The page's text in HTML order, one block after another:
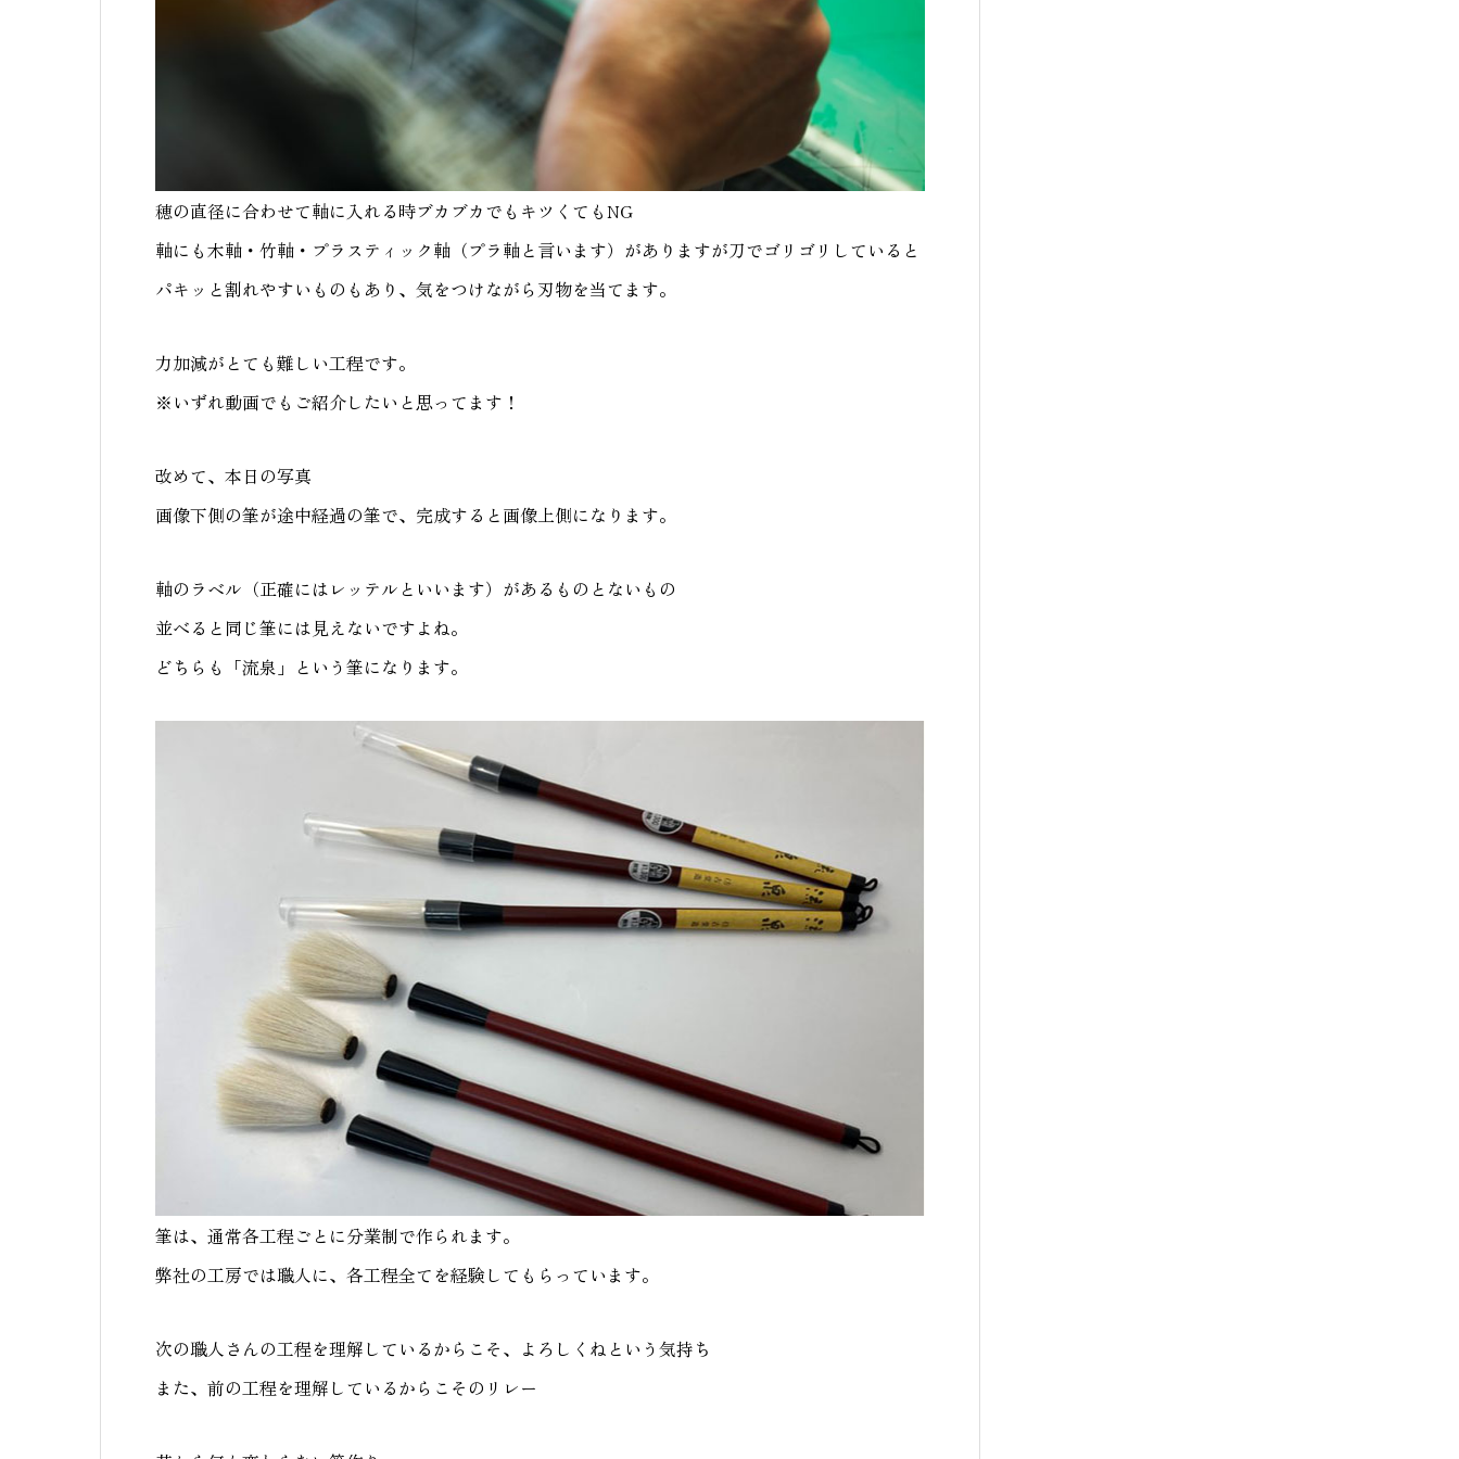
穂の直径に合わせて軸に入れる時ブカブカでもキツくてもNG
軸にも木軸・竹軸・プラスティック軸（プラ軸と言います）がありますが刀でゴリゴリしていると
パキッと割れやすいものもあり、気をつけながら刃物を当てます。
力加減がとても難しい工程です。
※いずれ動画でもご紹介したいと思ってます！
改めて、本日の写真
画像下側の筆が途中経過の筆で、完成すると画像上側になります。
軸のラベル（正確にはレッテルといいます）があるものとないもの
並べると同じ筆には見えないですよね。
どちらも「流泉」という筆になります。
筆は、通常各工程ごとに分業制で作られます。
弊社の工房では職人に、各工程全てを経験してもらっています。
次の職人さんの工程を理解しているからこそ、よろしくねという気持ち
また、前の工程を理解しているからこそのリレー